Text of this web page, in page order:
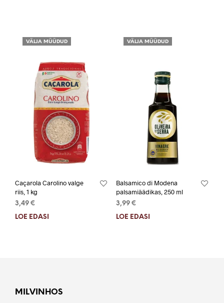
VÄLJA MÜÜDUD
Caçarola Carolino valge
riis, 1 kg
3,49 €
LOE EDASI
VÄLJA MÜÜDUD
Balsamico di Modena
palsamiäädikas, 250 ml
3,99 €
LOE EDASI
MILVINHOS